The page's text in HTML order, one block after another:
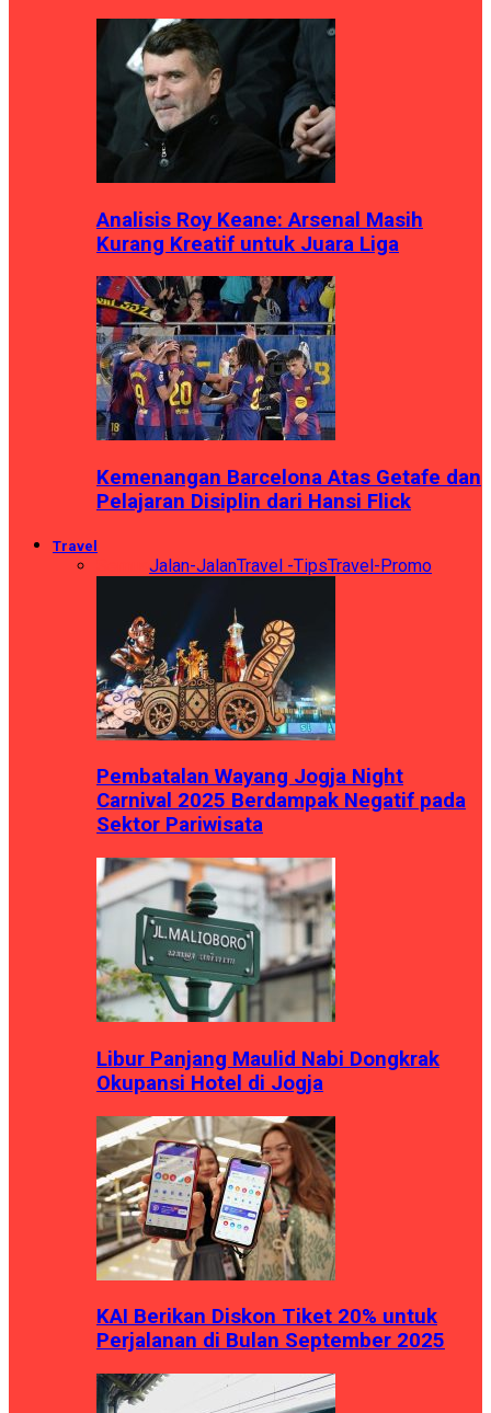
Analisis Roy Keane: Arsenal Masih
Kurang Kreatif untuk Juara Liga
Kemenangan Barcelona Atas Getafe dan
Pelajaran Disiplin dari Hansi Flick
Travel
Jalan-JalanTravel -TipsTravel-Promo
Pembatalan Wayang Jogja Night
Carnival 2025 Berdampak Negatif pada
Sektor Pariwisata
Libur Panjang Maulid Nabi Dongkrak
Okupansi Hotel di Jogja
KAI Berikan Diskon Tiket 20% untuk
Perjalanan di Bulan September 2025